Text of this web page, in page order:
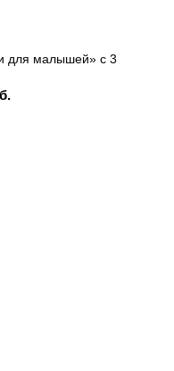
для малышей» с 3